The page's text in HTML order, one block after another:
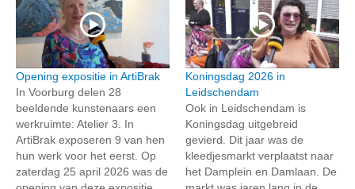
Opening expositie in ArtiBrak
In Voorburg delen 28
beeldende kunstenaars een
werkruimte: Atelier 3. In
ArtiBrak exposeren 9 van hen
hun werk voor het eerst. Op
zaterdag 25 april 2026 was de
Koningsdag 2026 in
Leidschendam
Ook in Leidschendam is
Koningsdag uitgebreid
gevierd. Dit jaar was de
kleedjesmarkt verplaatst naar
het Damplein en Damlaan. De